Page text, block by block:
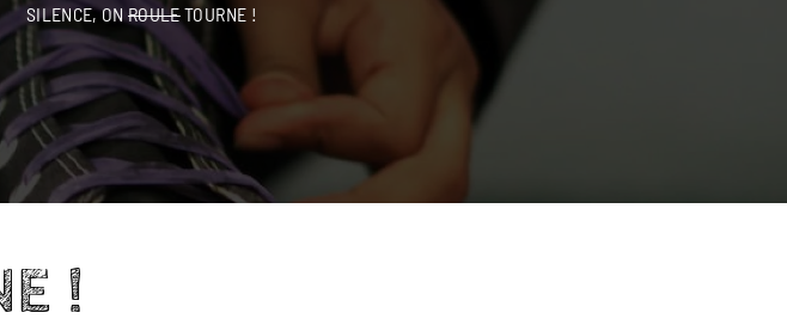
SILENCE, ONROULETOURNE !
!